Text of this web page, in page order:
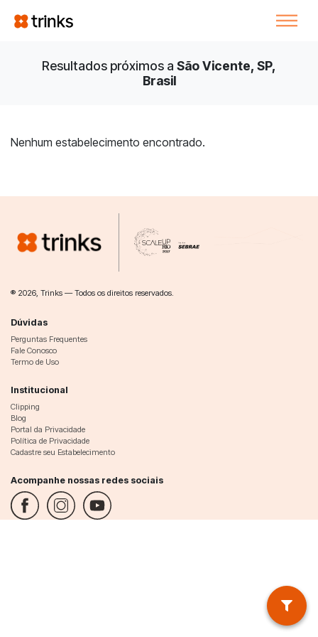
Resultados próximos a São Vicente, SP,
Brasil
Nenhum estabelecimento encontrado.
® 2026, Trinks — Todos os direitos reservados.
Dúvidas
Perguntas Frequentes
Fale Conosco
Termo de Uso
Institucional
Clipping
Blog
Portal da Privacidade
Política de Privacidade
Cadastre seu Estabelecimento
Acompanhe nossas redes sociais